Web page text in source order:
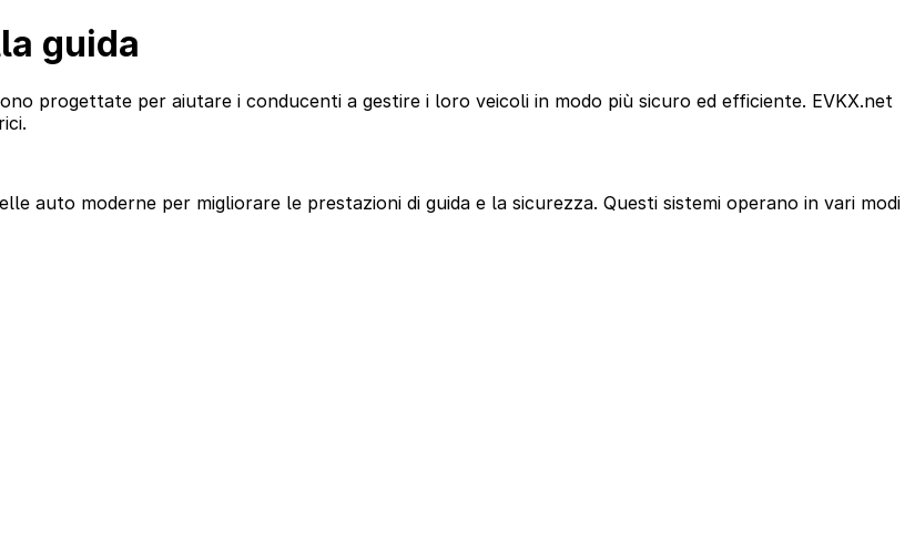
guida
progettate per aiutare i conducenti a gestire i loro veicoli in modo più sicuro ed efficiente. EVKX.net
auto moderne per migliorare le prestazioni di guida e la sicurezza. Questi sistemi operano in vari modi